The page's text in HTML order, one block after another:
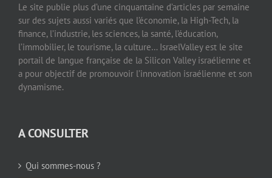
Le site publie plus d’une cinquantaine d’articles par semaine
sur des sujets aussi variés que l’économie, la High-Tech, la
finance, l’industrie, les sciences, la santé, l’éducation,
l’immobilier, le tourisme, la culture… IsraelValley est le site
portail de langue française de la Silicon Valley israélienne et
a pour objectif de promouvoir l’innovation israélienne et son
dynamisme.
A CONSULTER
Qui sommes-nous ?